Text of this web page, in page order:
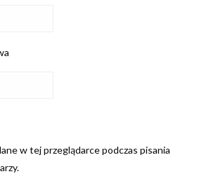
w tej przeglądarce podczas pisania